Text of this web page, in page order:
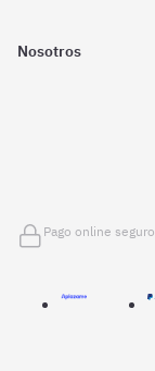
Nosotros
Pago online seguro